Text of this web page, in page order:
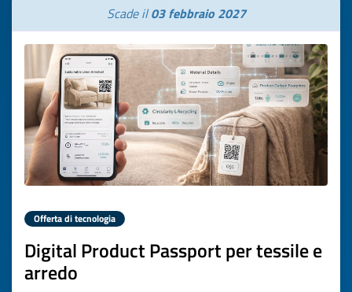
Scade il03 febbraio 2027
Offerta di tecnologia
Digital Product Passport per tessile e
arredo